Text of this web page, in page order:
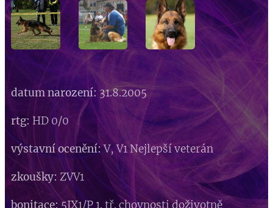
datum narození: 31.8.2005
rtg: HD 0/0
výstavní ocenění:V, V1 Nejlepší veterán
zkoušky: ZVV1
bonitace: 5JX1/P 1. tř. chovnosti doživotně